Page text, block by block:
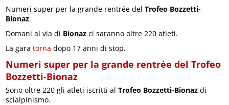
Numeri super per la grande rentrée delTrofeo Bozzetti-
Bionaz.
Domani al via di Bionaz ci saranno oltre 220 atleti.
La garatorna dopo 17 anni di stop.
Numeri super per la grande rentrée del Trofeo
Bozzetti-Bionaz
Sono oltre 220 gli atleti iscritti alTrofeo Bozzetti-Bionaz di
scialpinismo.